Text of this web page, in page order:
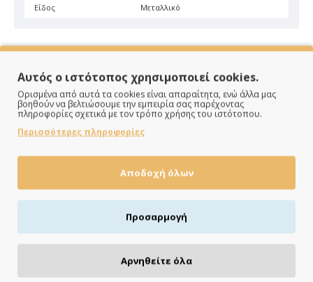
Είδος Μεταλλικό
ΠΑΡΑΔΙΔΟΥΜΕ ΓΡΗΓΟΡΑ
ΠΛΗΡΩΝΕΙΣ ΟΠΩΣ ΘΕΣ
Πιστωτική/χρεωστική κάρτα, αντικαταβολή ή κατάθεση
Αυτός ο ιστότοπος χρησιμοποιεί cookies.
Ορισμένα από αυτά τα cookies είναι απαραίτητα, ενώ άλλα μας
βοηθούν να βελτιώσουμε την εμπειρία σας παρέχοντας
πληροφορίες σχετικά με τον τρόπο χρήσης του ιστότοπου.
Περισσότερες πληροφορίες
Αποδοχή όλων
Προσαρμογή
Αρνηθείτε όλα